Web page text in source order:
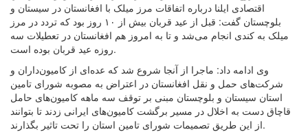
اقتصادی ایلنا درباره اتفاقات مرز میلک با افغانستان در سیستان و
بلوچستان گفت: قبل از عید قربان بیش از ۱۰ روز بود که تردد در مرز
میلک به کندی انجام می‌شد و تا به امروز هم افغانستان در تعطیلات سه
روزه عید قربان بو‌ده است.
وی ادامه داد: ماجرا از آنجا شروع شد که عده‌ای از کامیون‌داران و
شرکت‌های حمل و نقل افغانستان در اعتراض به مصوبه شورای تامین
استان سیستان و بلوچستان مبنی بر توقف سه ماهه کامیون‌های حامل
قاچاق دست به اخلال در مسیر برگشت کامیون‌های ایرانی زدند تا بتوانند
از این طریق تصمیمات شورای تامین استان را تحت تاثیر بگذارند.